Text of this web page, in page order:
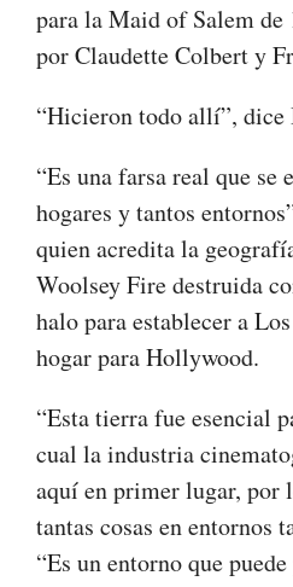
para la Maid of Salem de
por Claudette Colbert y
“Hicieron todo allí”, dice
“Es una farsa real que se
hogares y tantos
quien acredita la
Woolsey Fire destruida
halo para establecer a
hogar para Hollywood.
“Esta tierra fue esencial
cual la industria
aquí en primer lugar, por
tantas cosas en entornos
“Es un entorno que